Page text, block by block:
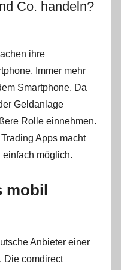
Co. handeln?
ihre
Immer mehr
Smartphone. Da
Geldanlage
Rolle einnehmen.
Apps macht
möglich.
mobil
Anbieter einer
Die comdirect